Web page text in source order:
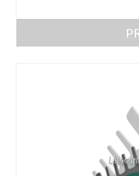
Robinets /
Outillage